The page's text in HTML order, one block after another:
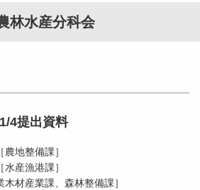
林水産分科会
4提出資料
地整備課］
産漁港課］
材産業課、森林整備課］